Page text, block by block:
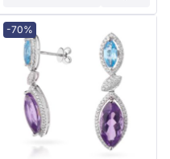
-70%